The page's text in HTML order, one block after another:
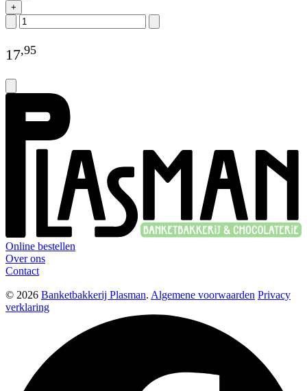
+
17,95
Online bestellen
Over ons
Contact
© 2026 Banketbakkerij Plasman. Algemene voorwaarden Privacy
verklaring